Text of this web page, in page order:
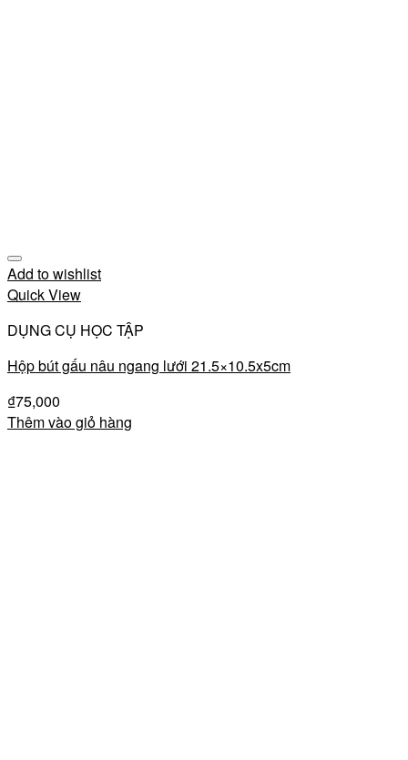
Add to wishlist
Quick View
DỤNG CỤ HỌC TẬP
Hộp bút gấu nâu ngang lưới 21.5×10.5x5cm
₫75,000
Thêm vào giỏ hàng